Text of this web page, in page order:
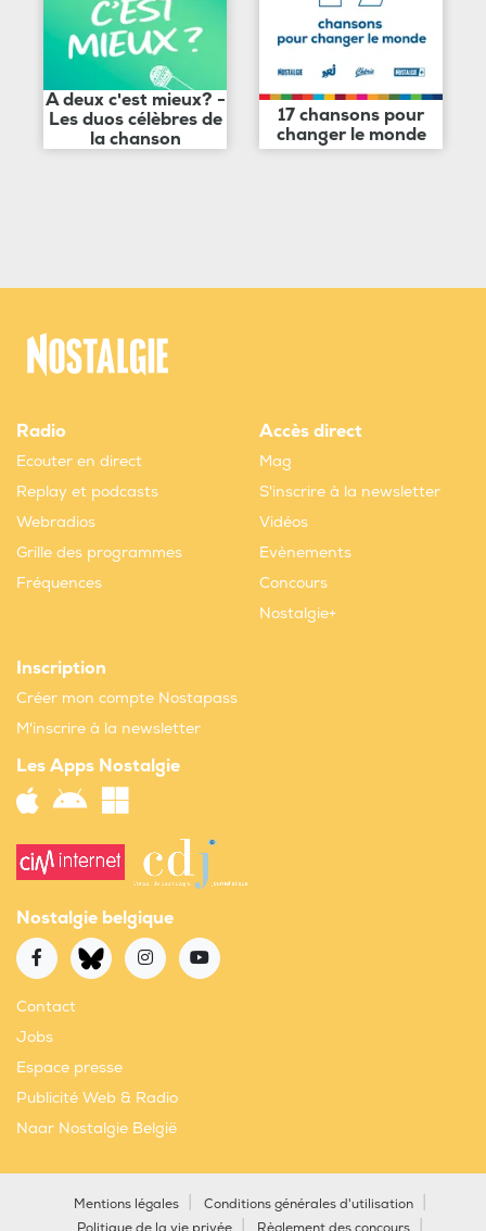
A deux c'est mieux? -
Les duos célèbres de
la chanson
17 chansons pour
changer le monde
Radio
Ecouter en direct
Replay et podcasts
Webradios
Grille des programmes
Fréquences
Accès direct
Mag
S'inscrire à la newsletter
Vidéos
Evènements
Concours
Nostalgie+
Inscription
Créer mon compte Nostapass
M'inscrire à la newsletter
Les Apps Nostalgie
Nostalgie belgique
Contact
Jobs
Espace presse
Publicité Web & Radio
Naar Nostalgie België
Mentions légales
Conditions générales d'utilisation